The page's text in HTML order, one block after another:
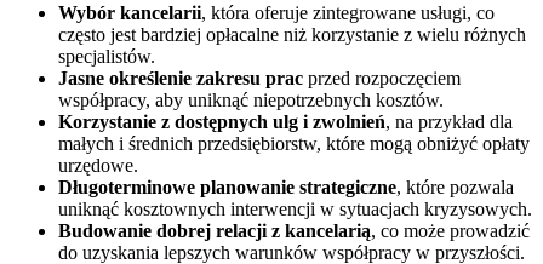
Wybór kancelarii, która oferuje zintegrowane usługi, co
często jest bardziej opłacalne niż korzystanie z wielu różnych
specjalistów.
Jasne określenie zakresu prac przed rozpoczęciem
współpracy, aby uniknąć niepotrzebnych kosztów.
Korzystanie z dostępnych ulg i zwolnień, na przykład dla
małych i średnich przedsiębiorstw, które mogą obniżyć opłaty
urzędowe.
Długoterminowe planowanie strategiczne, które pozwala
uniknąć kosztownych interwencji w sytuacjach kryzysowych.
Budowanie dobrej relacji z kancelarią, co może prowadzić
do uzyskania lepszych warunków współpracy w przyszłości.